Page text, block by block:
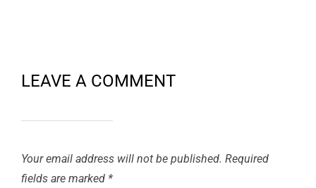
LEAVE A COMMENT
Your email address will not be published. Required
fields are marked *